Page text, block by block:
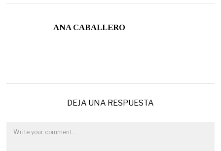
ANA CABALLERO
DEJA UNA RESPUESTA